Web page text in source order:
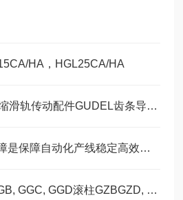
HA，HGL25CA/HA
滚轮轴承ROLLON伸缩滑轨传动配件GUDEL齿条导轨福业选购
及时解决滚珠丝杆故障是保障自动化产线稳定高效的关键
工艺滑块导轨钢球 GGB, GGC, GGD滚柱GZBGZD, GZV，GGBC/GZBC